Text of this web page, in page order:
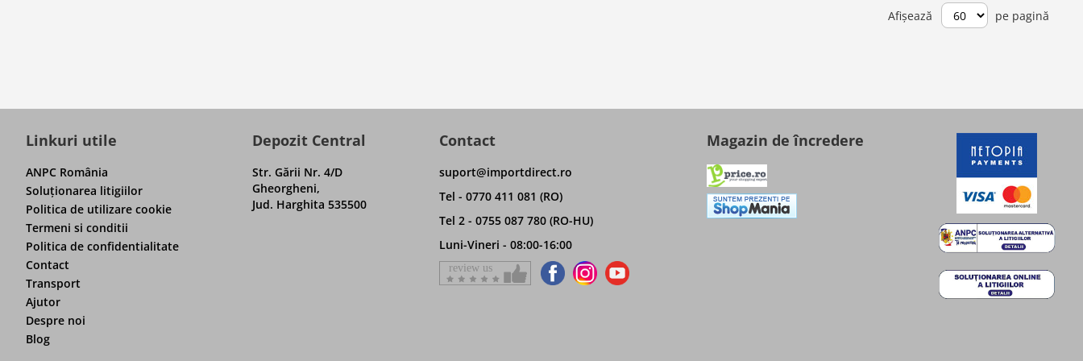
Afișează pe pagină
Linkuri utile
ANPC România
Soluţionarea litigiilor
Politica de utilizare cookie
Termeni si conditii
Politica de confidentialitate
Contact
Transport
Ajutor
Despre noi
Blog
Depozit Central
Str. Gării Nr. 4/D
Gheorgheni,
Jud. Harghita 535500
Contact
suport@importdirect.ro
Tel - 0770 411 081 (RO)
Tel 2 - 0755 087 780 (RO-HU)
Luni-Vineri - 08:00-16:00
Magazin de încredere